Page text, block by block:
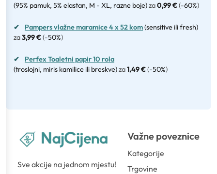
(95% pamuk, 5% elastan, M - XL, razne boje)za0,99 €(-60%)
✔ Pampers vlažne maramice 4 x 52 kom(sensitive ili fresh)
za3,99 €(-50%)
✔
Perfex Toaletni papir 10 rola
(troslojni, miris kamilice ili breskve)za1,49 €(-50%)
Sve akcije na jednom mjestu!
Važne poveznice
Kategorije
Trgovine